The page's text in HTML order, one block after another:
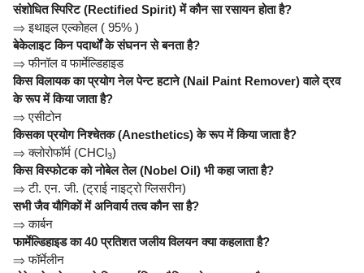
संशोधित स्पिरिट (Rectified Spirit) में कौन सा रसायन होता है?
⇒ इथाइल एल्कोहल ( 95% )
बेकेलाइट किन पदार्थों के संघनन से बनता है?
⇒फीनॉल व फार्मेल्डिहाइड
किस विलायक का प्रयोग नेल पेन्ट हटाने (Nail Paint Remover) वाले द्रव
के रूप में किया जाता है?
⇒ एसीटोन
किसका प्रयोग निश्चेतक (Anesthetics) के रूप में किया जाता है?
⇒क्लोरोफॉर्म (CHCl 3)
किस विस्फोटक को नोबेल तेल (Nobel Oil) भी कहा जाता है?
⇒ टी. एन. जी. (ट्राई नाइट्रो ग्लिसरीन)
सभी जैव यौगिकों में अनिवार्य तत्व कौन सा है?
⇒ कार्बन
फार्मेल्डिहाइड का 40 प्रतिशत जलीय विलयन क्या कहलाता है?
⇒फॉर्मेलीन